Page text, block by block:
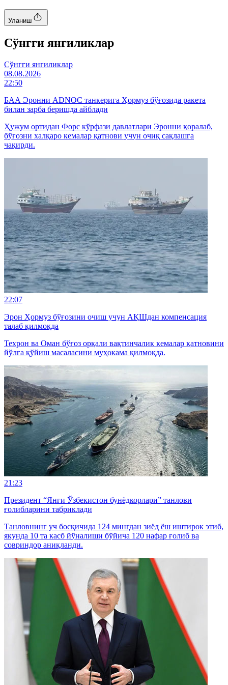
Уланиш
Cўнгги янгиликлар
Cўнгги янгиликлар
08.08.2026
22:50
БАА Эронни ADNOC танкерига Ҳормуз бўғозида ракета
билан зарба беришда айблади
Ҳужум ортидан Форс кўрфази давлатлари Эронни қоралаб,
бўғозни халқаро кемалар қатнови учун очиқ сақлашга
чақирди.
22:07
Эрон Ҳормуз бўғозини очиш учун АҚШдан компенсация
талаб қилмоқда
Теҳрон ва Оман бўғоз орқали вақтинчалик кемалар қатновини
йўлга қўйиш масаласини муҳокама қилмоқда.
21:23
Президент “Янги Ўзбекистон бунёдкорлари” танлови
ғолибларини табриклади
Танловнинг уч босқичида 124 мингдан зиёд ёш иштирок этиб,
якунда 10 та касб йўналиши бўйича 120 нафар ғолиб ва
совриндор аниқланди.